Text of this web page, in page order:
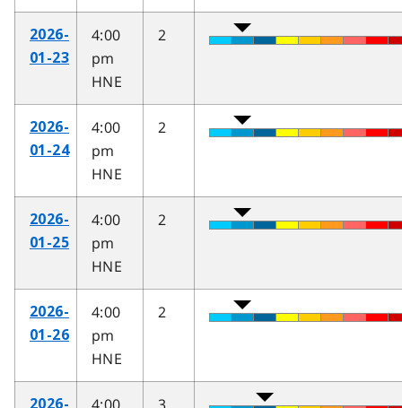
2026-
01-23
4:00
pm
HNE
2
2026-
01-24
4:00
pm
HNE
2
2026-
01-25
4:00
pm
HNE
2
2026-
01-26
4:00
pm
HNE
2
2026-